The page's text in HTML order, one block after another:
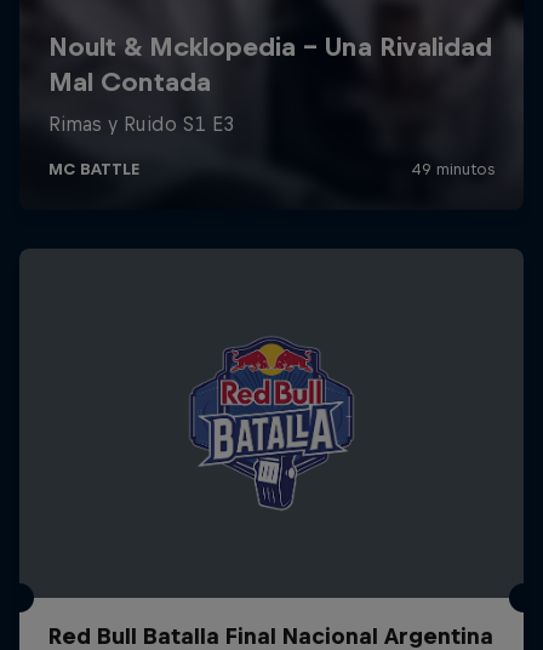
Red Bull Batalla Final Nacional Argentina